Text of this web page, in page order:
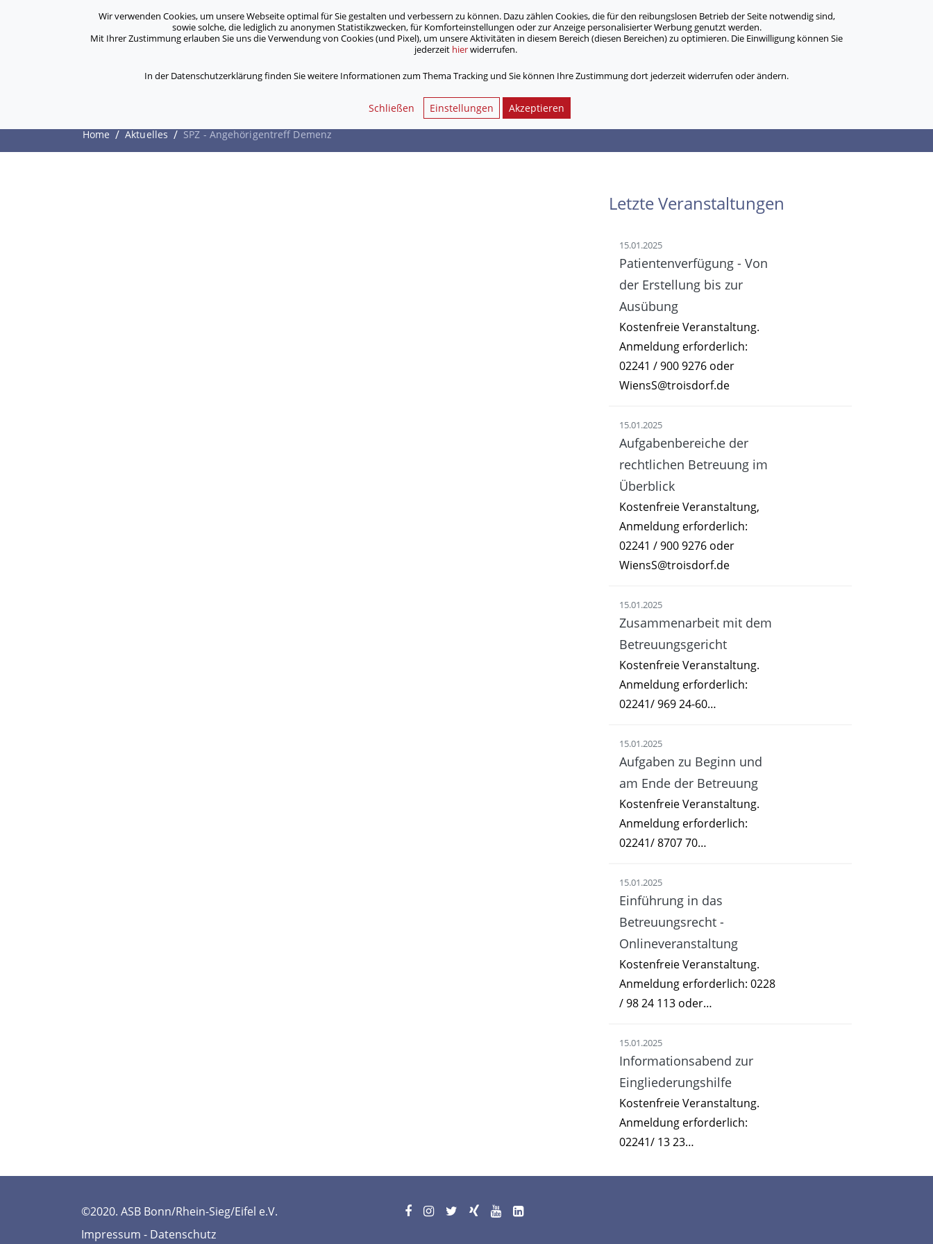
Standorte Jobs / Karriere
ASB Bonn/Rhein-Sieg/Eifel e.V.
Unsere Angebote Jobs & Karriere
SPZ - Angehörigentreff Demenz
Home / Aktuelles / SPZ - Angehörigentreff Demenz
Letzte Veranstaltungen
15.01.2025
Patientenverfügung - Von
der Erstellung bis zur
Ausübung
Kostenfreie Veranstaltung.
Anmeldung erforderlich:
02241 / 900 9276 oder
WiensS@troisdorf.de
15.01.2025
Aufgabenbereiche der
rechtlichen Betreuung im
Überblick
Kostenfreie Veranstaltung,
Anmeldung erforderlich:
02241 / 900 9276 oder
WiensS@troisdorf.de
15.01.2025
Zusammenarbeit mit dem
Betreuungsgericht
Kostenfreie Veranstaltung.
Anmeldung erforderlich:
02241/ 969 24-60…
15.01.2025
Aufgaben zu Beginn und
am Ende der Betreuung
Kostenfreie Veranstaltung.
Anmeldung erforderlich:
02241/ 8707 70…
15.01.2025
Einführung in das
Betreuungsrecht -
Onlineveranstaltung
Kostenfreie Veranstaltung.
Anmeldung erforderlich: 0228
/ 98 24 113 oder…
15.01.2025
Informationsabend zur
Eingliederungshilfe
Kostenfreie Veranstaltung.
Anmeldung erforderlich:
02241/ 13 23…
©2020. ASB Bonn/Rhein-Sieg/Eifel e.V.
Impressum - Datenschutz
Wir verwenden Cookies, um unsere Webseite optimal für Sie gestalten und verbessern zu können. Dazu zählen Cookies, die für den reibungslosen Betrieb der Seite notwendig sind,
sowie solche, die lediglich zu anonymen Statistikzwecken, für Komforteinstellungen oder zur Anzeige personalisierter Werbung genutzt werden.
Mit Ihrer Zustimmung erlauben Sie uns die Verwendung von Cookies (und Pixel), um unsere Aktivitäten in diesem Bereich (diesen Bereichen) zu optimieren. Die Einwilligung können Sie
jederzeit hierwiderrufen.
In der Datenschutzerklärung finden Sie weitere Informationen zum Thema Tracking und Sie können Ihre Zustimmung dort jederzeit widerrufen oder ändern.
Schließen Einstellungen Akzeptieren